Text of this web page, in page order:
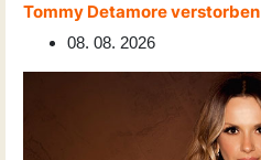
Tommy Detamore verstorben
08. 08. 2026